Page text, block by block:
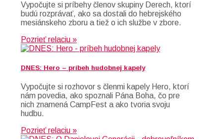
Vypočujte si príbehy členov skupiny Derech, ktorí
budú rozprávať, ako sa dostali do hebrejského
mesiánskeho zboru a tiež o ich službe v zbore.
Pozrieť relaciu »
DNES: Hero – príbeh hudobnej kapely
Vypočujte si rozhovor s členmi kapely Hero, ktorí
nám povedia, ako spoznali Pána Boha, čo pre
nich znamená CampFest a ako tvoria svoju
hudbu.
Pozrieť relaciu »